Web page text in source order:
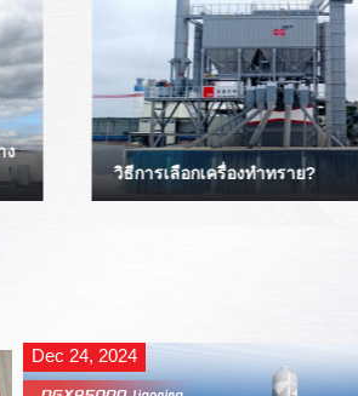
ข้อผิดพลาดและสิ่งที่ควรทําและไม่ควร
ดําเนินการโรงงานยางมะตอย
Dec 24, 2024